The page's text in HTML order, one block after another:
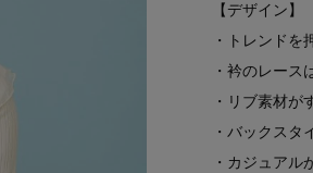
【デザイン】
・トレンドを
・衿のレース
・リブ素材が
・バックスタ
・カジュアル